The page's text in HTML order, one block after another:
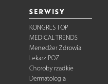
SERWISY
KONGRES TOP
MEDICAL TRENDS
Menedżer Zdrowia
Lekarz POZ
Choroby rzadkie
Dermatologia